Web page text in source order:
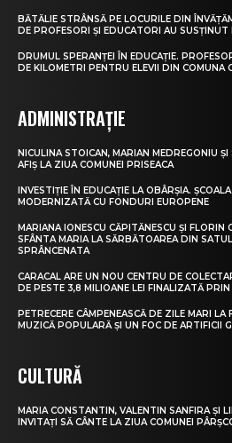
BĂTĂLIE STRÂNSĂ PE LOCURILE DIN
DE PROFESORI ȘI EDUCATORI AU
DRUMUL SPERANȚEI ÎN EDUCAȚIE.
DE KILOMETRI PENTRU ELEVII DIN COMUNA
ADMINISTRAȚIE
NICULINA STOICAN, MARIAN MEDREGONIU
AFIȘ LA ZIUA COMUNEI PRISEACA
INVESTIȚIE ÎN EDUCAȚIE LA OBÂRȘIA.
MODERNIZATĂ CU FONDURI EUROPENE
MARIANA IONESCU CĂPITĂNESCU ȘI FLORIN
SFÂNTA MARIA LA SĂRBĂTOAREA DIN
SPRÂNCENATA
CARACAL ARE UN NOU CENTRU DE
DE PESTE 3,8 MILIOANE LEI FINALIZATĂ
PETRECERE CÂMPENEASCĂ DE ZILE MARI LA
MUZICĂ POPULARĂ ȘI UN FOC DE ARTIFICII
CULTURĂ
MARIA CONSTANTIN, VALENTIN SANFIRA ȘI
INVITAȚI SĂ CÂNTE LA ZIUA COMUNEI